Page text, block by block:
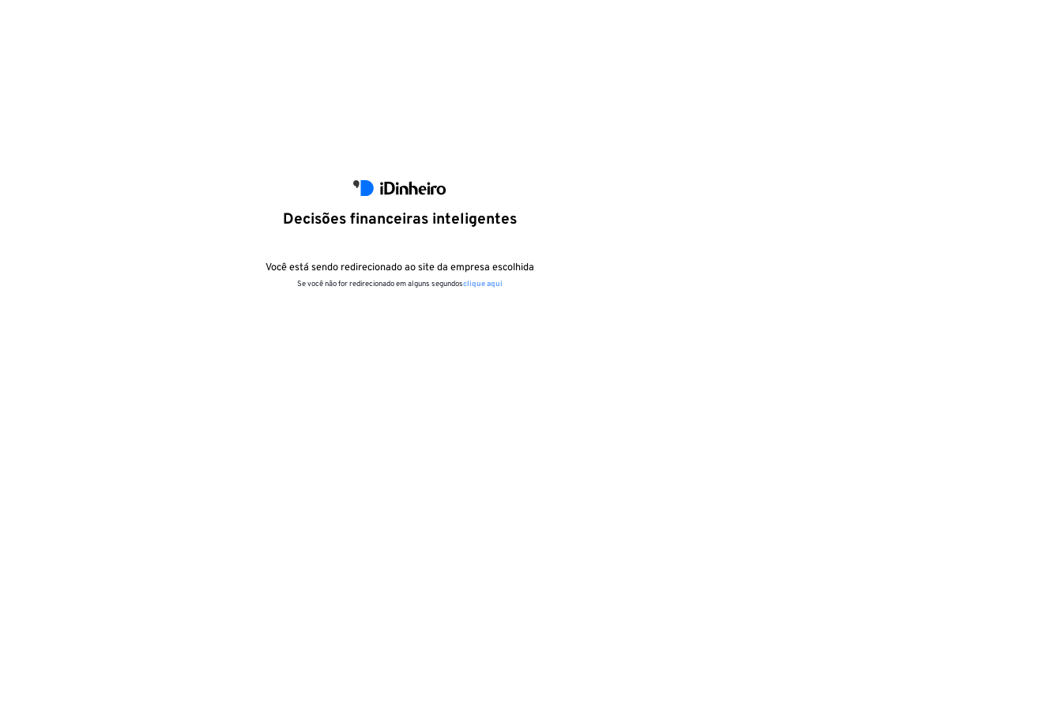
Decisões financeiras inteligentes
Você está sendo redirecionado ao site da empresa escolhida
Se você não for redirecionado em alguns segundosclique aqui